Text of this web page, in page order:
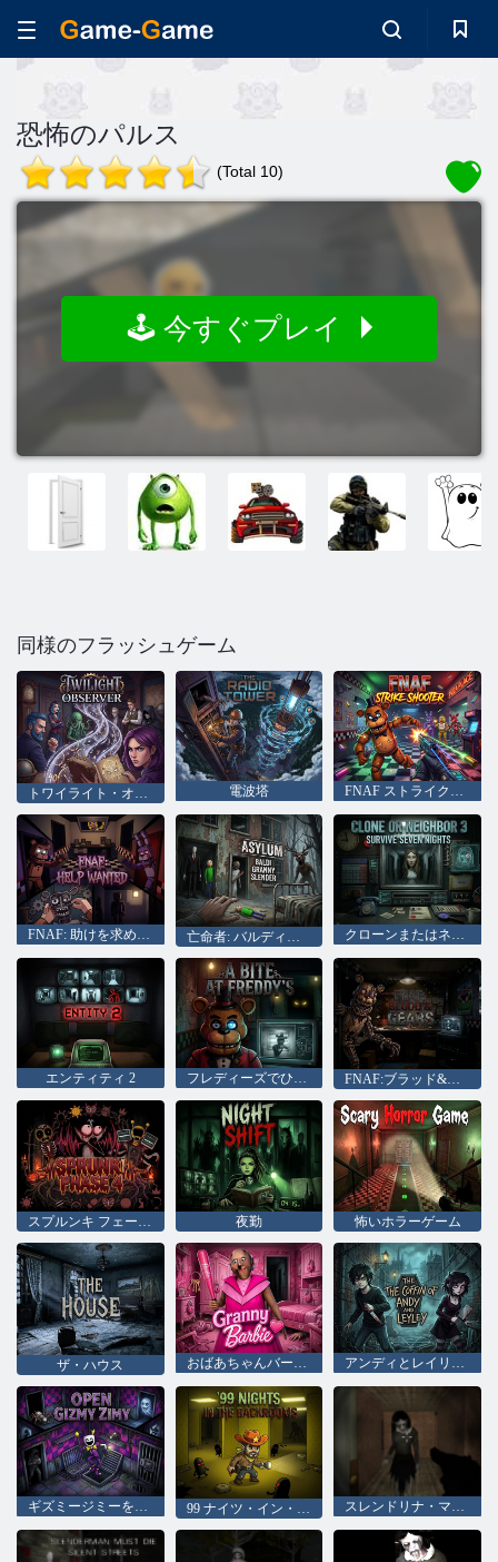
恐怖のパルス
(Total 10)
🕹️ 今すぐプレイ
同様のフラッシュゲーム
トワイライト・オブザーバー 電波塔 FNAF ストライクシューター
FNAF: 助けを求めています クローンまたはネイバー 3
エンティティ 2 フレディーズでひと口 FNAF:ブラッド&ギア
スプルンキ フェーズ 4 夜勤 怖いホラーゲーム
ザ・ハウス おばあちゃんバービー アンディとレイリーの棺
ギズミージミーを開く スレンドリナ・マスト・ダイ・ザ・フォレスト